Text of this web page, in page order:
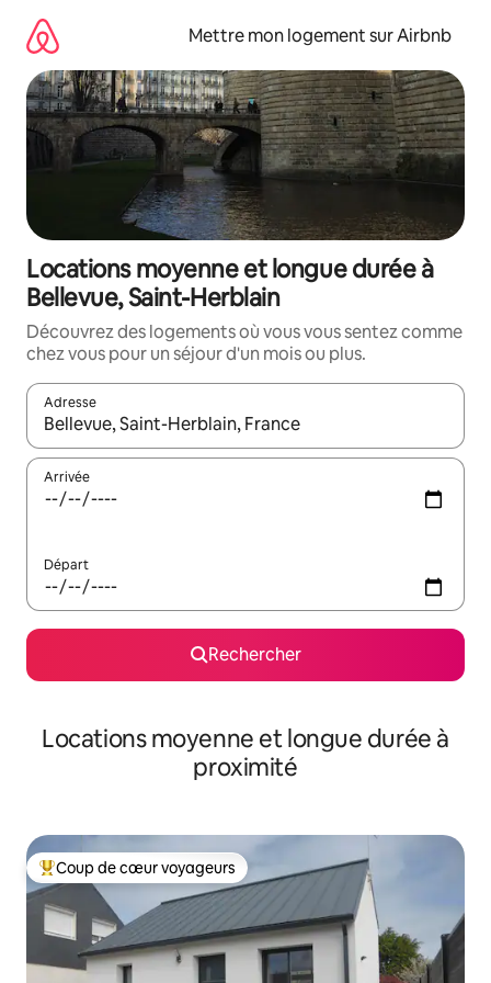
directement
contenu
Mettre mon logement sur Airbnb
Locations moyenne et longue durée à
Bellevue, Saint-Herblain
Découvrez des logements où vous vous sentez comme
chez vous pour un séjour d'un mois ou plus.
Adresse
Lorsque les résultats s'affichent, utilisez les flèches vers le
Arrivée
Départ
Rechercher
Locations moyenne et longue durée à
proximité
Coups de cœur voyageurs les plus appréciés
Coup de cœur voyageurs